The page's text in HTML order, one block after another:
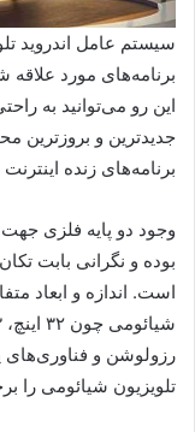
سیستم عامل اندروید
برنامه‌های مورد علاقه
جدیدترین و بروزترین
برنامه‌های زنده
وجود دو پایه فلزی
بوده و نگرانی بابت
است. اندازه و ابعاد
تلویزیون شیائومی را